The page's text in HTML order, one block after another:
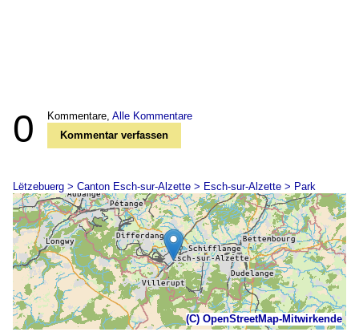
0 Kommentare, Alle Kommentare
Kommentar verfassen
Lëtzebuerg > Canton Esch-sur-Alzette > Esch-sur-Alzette > Park
(C) OpenStreetMap-Mitwirkende